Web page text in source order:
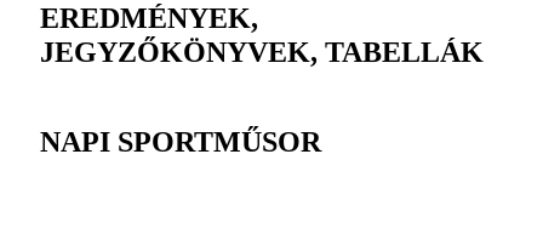
EREDMÉNYEK,
JEGYZŐKÖNYVEK, TABELLÁK
NAPI SPORTMŰSOR